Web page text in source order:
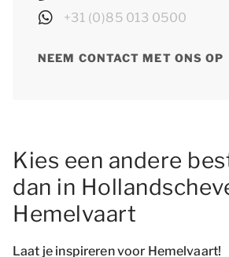
+31 (0)85 013 0500
NEEM CONTACT MET ONS OP
Kies een andere
dan in
Hemelvaart
Laat je inspireren voor Hemelvaart!